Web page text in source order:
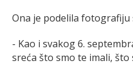
Ona je podelila fotografiju
- Kao i svakog 6.
sreća što smo te imali, što